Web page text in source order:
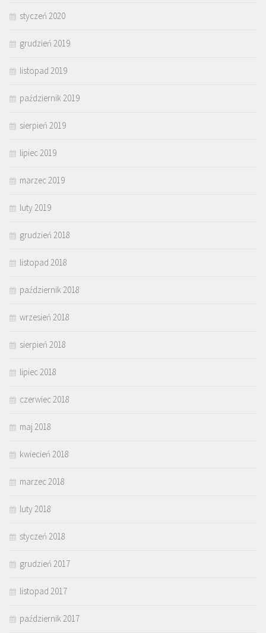
styczeń 2020
grudzień 2019
listopad 2019
październik 2019
sierpień 2019
lipiec 2019
marzec 2019
luty 2019
grudzień 2018
listopad 2018
październik 2018
wrzesień 2018
sierpień 2018
lipiec 2018
czerwiec 2018
maj 2018
kwiecień 2018
marzec 2018
luty 2018
styczeń 2018
grudzień 2017
listopad 2017
październik 2017